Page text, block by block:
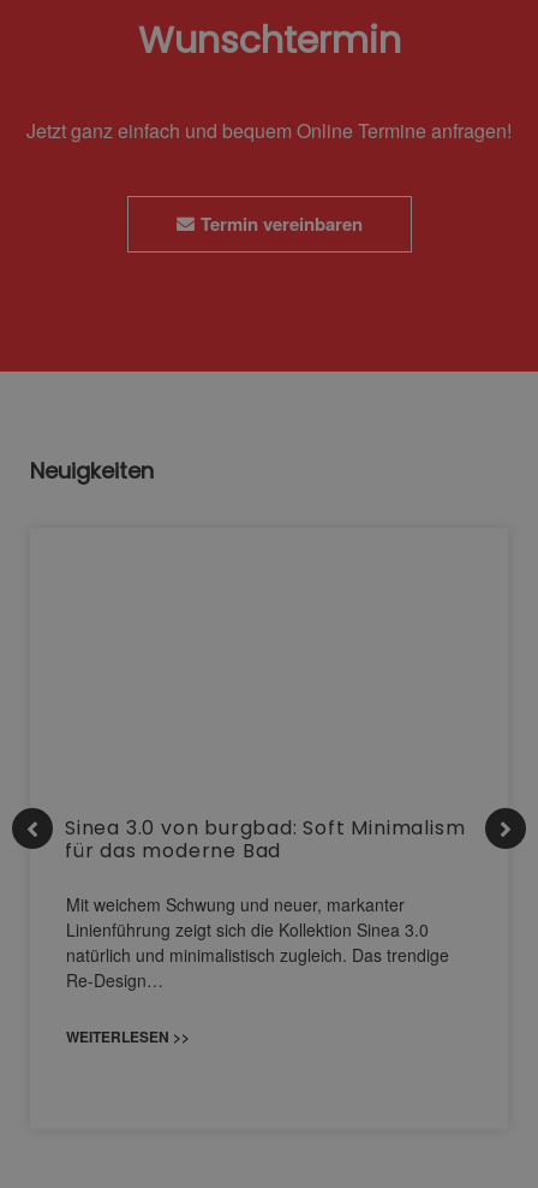
Wunschtermin
Jetzt ganz einfach und bequem Online Termine anfragen!
Termin vereinbaren
Neuigkeiten
Sinea 3.0 von burgbad: Soft Minimalism
für das moderne Bad
Mit weichem Schwung und neuer, markanter
Linienführung zeigt sich die Kollektion Sinea 3.0
natürlich und minimalistisch zugleich. Das trendige
Re-Design…
WEITERLESEN >>